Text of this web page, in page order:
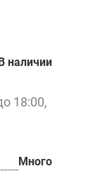
наличии
18:00,
Много